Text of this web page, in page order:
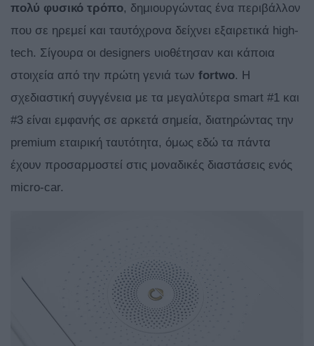
πολύ φυσικό τρόπο, δημιουργώντας ένα περιβάλλον
που σε ηρεμεί και ταυτόχρονα δείχνει εξαιρετικά high-
tech. Σίγουρα οι designers υιοθέτησαν και κάποια
στοιχεία από την πρώτη γενιά των fortwo. Η
σχεδιαστική συγγένεια με τα μεγαλύτερα smart #1 και
#3 είναι εμφανής σε αρκετά σημεία, διατηρώντας την
premium εταιρική ταυτότητα, όμως εδώ τα πάντα
έχουν προσαρμοστεί στις μοναδικές διαστάσεις ενός
micro-car.